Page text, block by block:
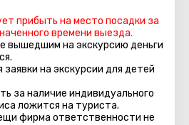
прибыть на место посадки за
времени выезда.
вышедшим на экскурсию деньги
на экскурсии для детей
за наличие индивидуального
ложится на туриста.
фирма ответственности не